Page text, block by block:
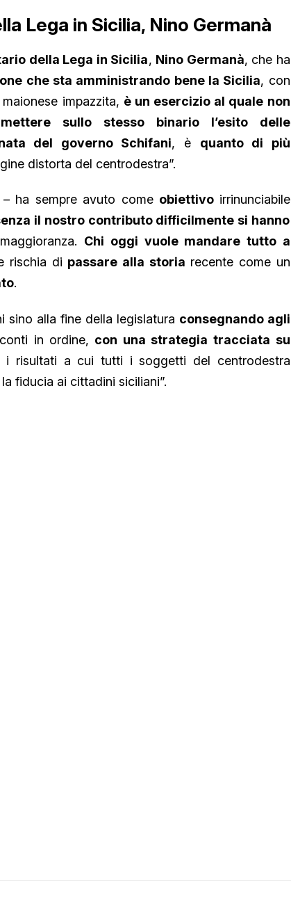
Lega in Sicilia, Nino Germanà
della Lega in Sicilia, Nino Germanà, che ha
che sta amministrando bene la Sicilia, con
impazzita, è un esercizio al quale non
mettere sullo stesso binario l’esito delle
del governo Schifani, è quanto di più
distorta del centrodestra”.
ha sempre avuto come obiettivo irrinunciabile
il nostro contributo difficilmente si hanno
Chi oggi vuole mandare tutto a
rischia di passare alla storia recente come un
.
sino alla fine della legislatura consegnando agli
in ordine, con una strategia tracciata su
i risultati a cui tutti i soggetti del centrodestra
fiducia ai cittadini siciliani”.